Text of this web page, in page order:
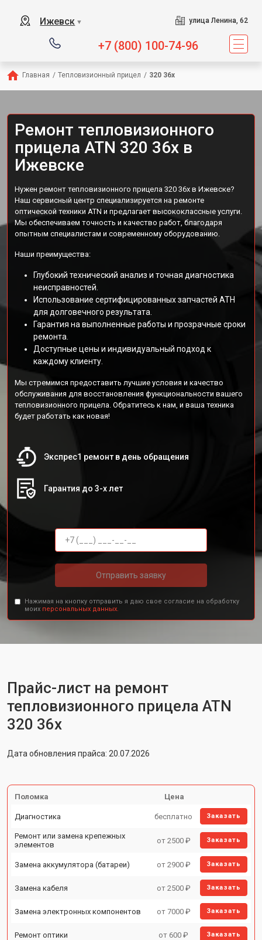
Ижевск ▼ улица Ленина, 62
+7 (800) 100-74-96
Главная / Тепловизионный прицел / 320 36x
Ремонт тепловизионного
прицела ATN 320 36x в
Ижевске
Нужен ремонт тепловизионного прицела 320 36x в Ижевске?
Наш сервисный центр специализируется на ремонте
оптической техники ATN и предлагает высококлассные услуги.
Мы обеспечиваем точность и качество работ, благодаря
опытным специалистам и современному оборудованию.
Наши преимущества:
Глубокий технический анализ и точная диагностика
неисправностей.
Использование сертифицированных запчастей АТН
для долговечного результата.
Гарантия на выполненные работы и прозрачные сроки
ремонта.
Доступные цены и индивидуальный подход к
каждому клиенту.
Мы стремимся предоставить лучшие условия и качество
обслуживания для восстановления функциональности вашего
тепловизионного прицела. Обратитесь к нам, и ваша техника
будет работать как новая!
Экспрес1 ремонт в день обращения
Гарантия до 3-х лет
Отправить заявку
Нажимая на кнопку отправить я даю свое согласие на обработку
моих персональных данных.
Прайс-лист на ремонт
тепловизионного прицела ATN
320 36x
Дата обновления прайса: 20.07.2026
Поломка Цена
Диагностика бесплатно Заказать
Ремонт или замена крепежных
элементов
от 2500 ₽ Заказать
Замена аккумулятора (батареи) от 2900 ₽ Заказать
Замена кабеля от 2500 ₽ Заказать
Замена электронных компонентов от 7000 ₽ Заказать
Ремонт оптики от 600 ₽ Заказать